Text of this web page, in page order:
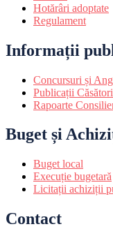
Hotărâri adoptate
Regulament
Informații
Concursuri și
Publicații
Rapoarte
Buget și
Buget local
Execuție bugetară
Licitații achiziții
Contact